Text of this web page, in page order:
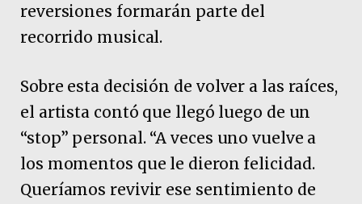
reversiones formarán parte del
recorrido musical.
Sobre esta decisión de volver a las raíces,
el artista contó que llegó luego de un
“stop” personal. “A veces uno vuelve a
los momentos que le dieron felicidad.
Queríamos revivir ese sentimiento de